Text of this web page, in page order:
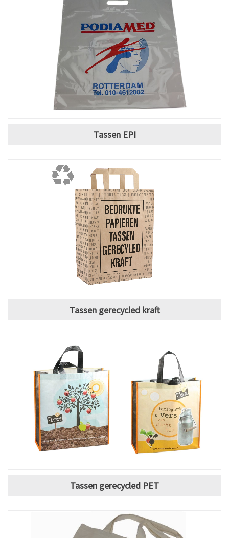
Tassen EPI
Tassen gerecycled kraft
Tassen gerecycled PET